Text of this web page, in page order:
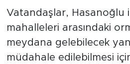
Vatandaşlar, Hasanoğlu
mahalleleri arasındaki
meydana gelebilecek
müdahale edilebilmesi